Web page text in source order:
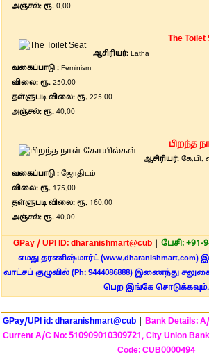
அஞ்சல்: ரூ. 0.00
The Toilet
ஆசிரியர்: Latha
வகைப்பாடு : Feminism
விலை: ரூ. 250.00
தள்ளுபடி விலை: ரூ. 225.00
அஞ்சல்: ரூ. 40.00
பிறந்த
ஆசிரியர்: கே.பி.
வகைப்பாடு : ஜோதிடம்
விலை: ரூ. 175.00
தள்ளுபடி விலை: ரூ. 160.00
அஞ்சல்: ரூ. 40.00
GPay / UPI ID: dharanishmart@cub| பேசி: +91-
எமது தரணிஷ்மார்ட்
வாட்சப் குழுவில் (Ph: 9444086888) இணைந்து
பெற இங்கே சொடுக்கவும்.
GPay/UPI id: dharanishmart@cub
Bank Details:
Current A/C No: 510909010309721, City Union
Code: CUB0000494